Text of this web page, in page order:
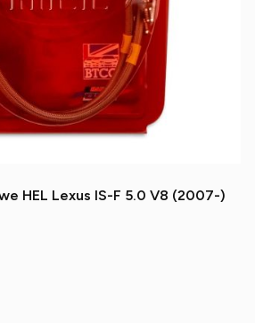
Przewody hamulcowe HEL Lexus IS-F 5.0 V8 (2007-)